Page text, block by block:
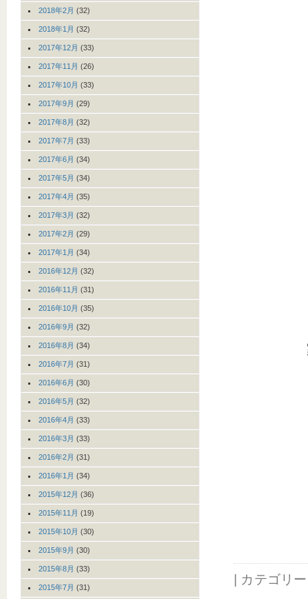
| カテゴリ
2018年2月 (32)
2018年1月 (32)
2017年12月 (33)
2017年11月 (26)
2017年10月 (33)
2017年9月 (29)
2017年8月 (32)
2017年7月 (33)
2017年6月 (34)
2017年5月 (34)
2017年4月 (35)
2017年3月 (32)
2017年2月 (29)
2017年1月 (34)
2016年12月 (32)
2016年11月 (31)
2016年10月 (35)
2016年9月 (32)
2016年8月 (34)
2016年7月 (31)
2016年6月 (30)
2016年5月 (32)
2016年4月 (33)
2016年3月 (33)
2016年2月 (31)
2016年1月 (34)
2015年12月 (36)
2015年11月 (19)
2015年10月 (30)
2015年9月 (30)
2015年8月 (33)
2015年7月 (31)